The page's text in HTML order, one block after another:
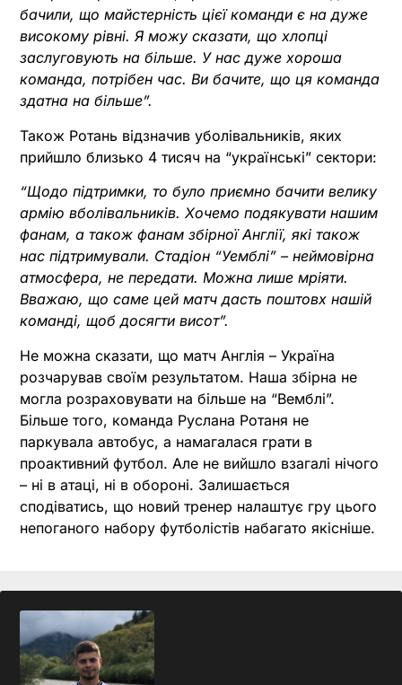
бачили, що майстерність цієї команди є на дуже
високому рівні. Я можу сказати, що хлопці
заслуговують на більше. У нас дуже хороша
команда, потрібен час. Ви бачите, що ця команда
здатна на більше”.
Також Ротань відзначив уболівальників, яких
прийшло близько 4 тисяч на “українські” сектори:
“Щодо підтримки, то було приємно бачити велику
армію вболівальників. Хочемо подякувати нашим
фанам, а також фанам збірної Англії, які також
нас підтримували. Стадіон “Уемблі” – неймовірна
атмосфера, не передати. Можна лише мріяти.
Вважаю, що саме цей матч дасть поштовх нашій
команді, щоб досягти висот”.
Не можна сказати, що матч Англія – Україна
розчарував своїм результатом. Наша збірна не
могла розраховувати на більше на “Вемблі”.
Більше того, команда Руслана Ротаня не
паркувала автобус, а намагалася грати в
проактивний футбол. Але не вийшло взагалі нічого
– ні в атаці, ні в обороні. Залишається
сподіватись, що новий тренер налаштує гру цього
непоганого набору футболістів набагато якісніше.